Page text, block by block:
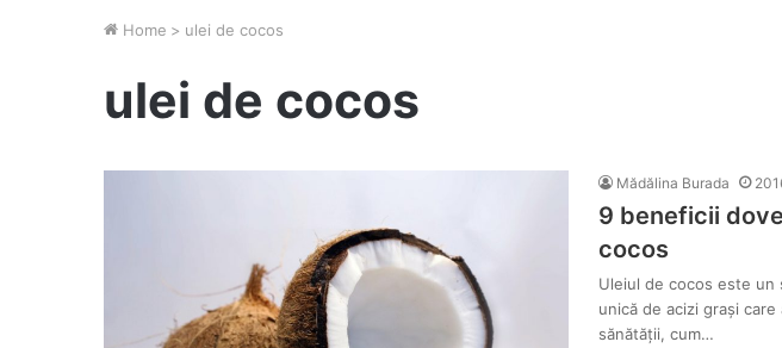
Home > ulei de cocos
ulei de cocos
Mădălina Burada
9 beneficii
cocos
Uleiul de cocos este un
unică de acizi grași
sănătății, cum…